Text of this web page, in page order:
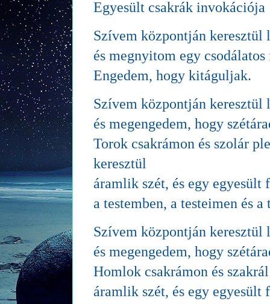
Egyesült csakrák invokációja
Szívem központján keresztül
és megnyitom egy
Engedem, hogy kitáguljak.
Szívem központján keresztül
és megengedem, hogy
Torok csakrámon és szolár
keresztül
áramlik szét, és egy egyesült
a testemben, a testeimen és
Szívem központján keresztül
és megengedem, hogy
Homlok csakrámon és
áramlik szét, és egy egyesült